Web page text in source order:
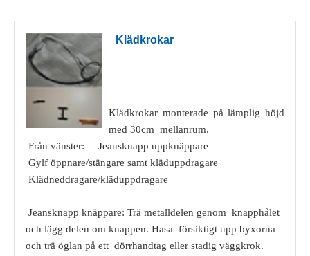
Klädkrokar
Klädkrokar monterade på lämplig höjd
med 30cm mellanrum.
Från vänster: Jeansknapp uppknäppare
Gylf öppnare/stängare samt kläduppdragare
Klädneddragare/kläduppdragare
Jeansknapp knäppare: Trä metalldelen genom knapphålet
och lägg delen om knappen. Hasa försiktigt upp byxorna
och trä öglan på ett dörrhandtag eller stadig väggkrok.